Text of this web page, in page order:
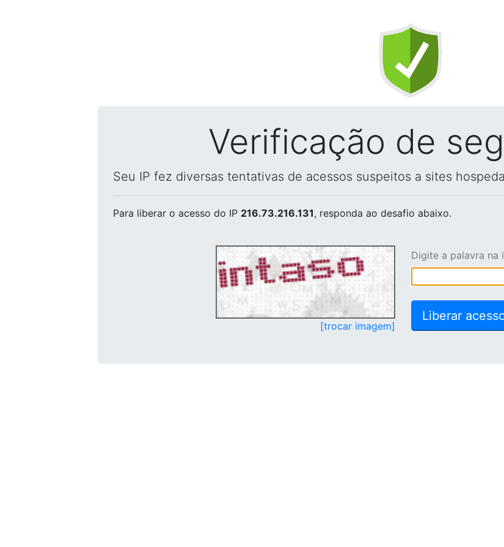
Verificação de
Seu IP fez diversas tentativas de acessos suspeitos a sites
Para liberar o acesso do IP 216.73.216.131, responda ao desafio abaixo.
[trocar imagem]
Digite a palavra na